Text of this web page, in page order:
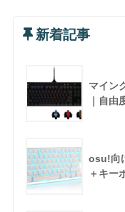
新着記事
マイン
｜自
osu!向
＋キー